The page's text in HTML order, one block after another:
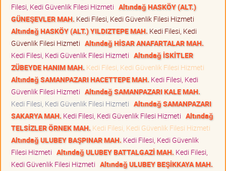
Filesi, Kedi Güvenlik Filesi Hizmeti Altındağ HASKÖY (ALT.)
GÜNEŞEVLER MAH. Kedi Filesi, Kedi Güvenlik Filesi Hizmeti
Altındağ HASKÖY (ALT.) YILDIZTEPE MAH. Kedi Filesi, Kedi
Güvenlik Filesi Hizmeti Altındağ HİSAR ANAFARTALAR MAH.
Kedi Filesi, Kedi Güvenlik Filesi Hizmeti Altındağ İSKİTLER
ZÜBEYDE HANIM MAH. Kedi Filesi, Kedi Güvenlik Filesi Hizmeti
Altındağ SAMANPAZARI HACETTEPE MAH. Kedi Filesi, Kedi
Güvenlik Filesi Hizmeti Altındağ SAMANPAZARI KALE MAH.
Kedi Filesi, Kedi Güvenlik Filesi Hizmeti Altındağ SAMANPAZARI
SAKARYA MAH. Kedi Filesi, Kedi Güvenlik Filesi Hizmeti Altındağ
TELSİZLER ÖRNEK MAH. Kedi Filesi, Kedi Güvenlik Filesi Hizmeti
Altındağ ULUBEY BAŞPINAR MAH. Kedi Filesi, Kedi Güvenlik
Filesi Hizmeti Altındağ ULUBEY BATTALGAZİ MAH. Kedi Filesi,
Kedi Güvenlik Filesi Hizmeti Altındağ ULUBEY BEŞİKKAYA MAH.